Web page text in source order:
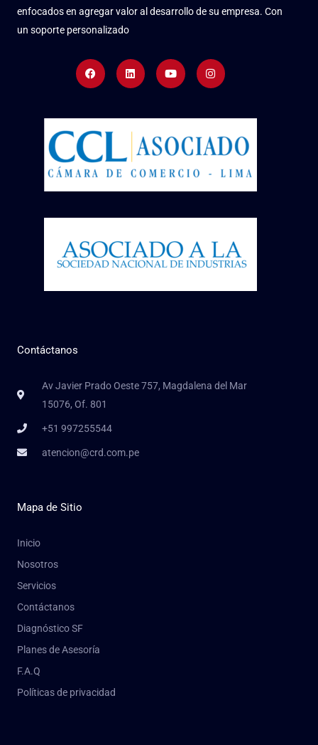
enfocados en agregar valor al desarrollo de su empresa. Con
un soporte personalizado
FacebookLinkedinYoutubeInstagram
Contáctanos
Av Javier Prado Oeste 757, Magdalena del Mar
15076, Of. 801
+51 997255544
atencion@crd.com.pe
Mapa de Sitio
Inicio
Nosotros
Servicios
Contáctanos
Diagnóstico SF
Planes de Asesoría
F.A.Q
Políticas de privacidad